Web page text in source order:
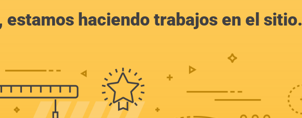
estamos haciendo trabajos en el sitio.